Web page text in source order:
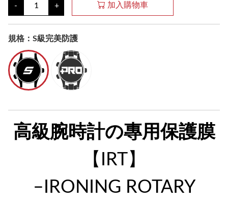
- + 加入購物車
規格：S級完美防護
高級腕時計の專用保護膜
【IRT】
–IRONING ROTARY